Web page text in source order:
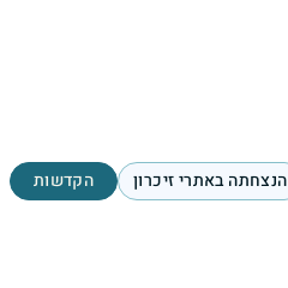
הנצחתה באתרי זיכרון הקדשות